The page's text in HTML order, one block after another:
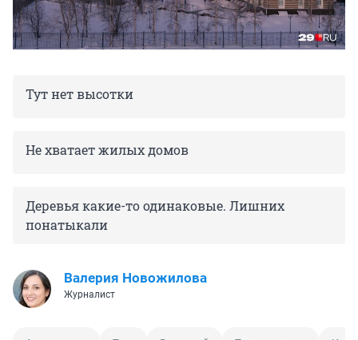
Тут нет высотки
Не хватает жилых домов
Деревья какие-то одинаковые. Лишних
понатыкали
Валерия Новожилова
Журналист